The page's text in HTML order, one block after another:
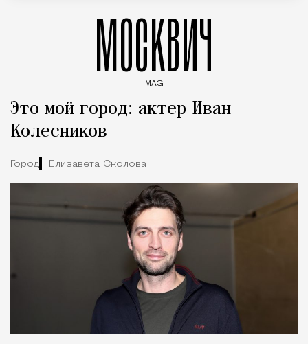
МОСКВИЧ
MAG
Это мой город: актер Иван
Колесников
Город Елизавета Сколова